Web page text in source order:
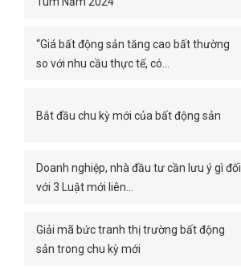
“Giá bất động sản tăng cao bất thường
so với nhu cầu thực tế, có…
Bắt đầu chu kỳ mới của bất động sản
Doanh nghiệp, nhà đầu tư cần lưu ý gì đối
với 3 Luật mới liên…
Giải mã bức tranh thị trường bất động
sản trong chu kỳ mới